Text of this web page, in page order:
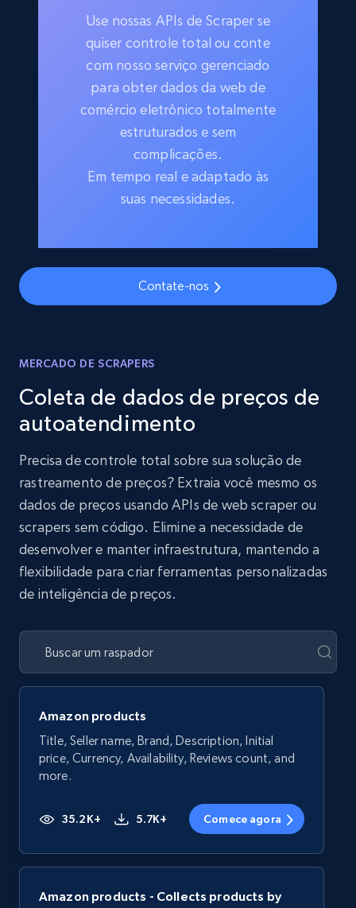
Use nossas APIs de Scraper se
quiser controle total ou conte
com nosso serviço gerenciado
para obter dados da web de
comércio eletrônico totalmente
estruturados e sem
complicações.
Em tempo real e adaptado às
suas necessidades.
Contate-nos
MERCADO DE SCRAPERS
Coleta de dados de preços de
autoatendimento
Precisa de controle total sobre sua solução de
rastreamento de preços? Extraia você mesmo os
dados de preços usando APIs de web scraper ou
scrapers sem código. Elimine a necessidade de
desenvolver e manter infraestrutura, mantendo a
flexibilidade para criar ferramentas personalizadas
de inteligência de preços.
Amazon products
Title, Seller name, Brand, Description, Initial
price, Currency, Availability, Reviews count, and
more.
35.2K+ 5.7K+ Comece agora
Amazon products - Collects products by